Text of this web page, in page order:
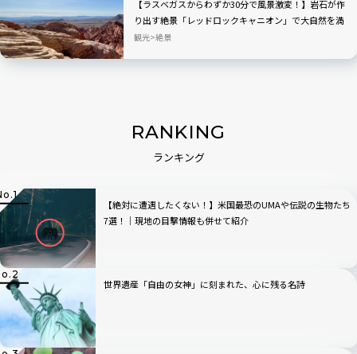
【ラスベガスからわずか30分で風景激変！】岩石が作
り出す絶景「レッドロックキャニオン」で大自然を満
喫！
観光 絶景
RANKING
ランキング
【絶対に遭遇したくない！】米国最恐のUMAや伝説の生物たち
7選！│現地の目撃情報も併せて紹介
世界遺産「自由の女神」に刻まれた、心に残る名詩